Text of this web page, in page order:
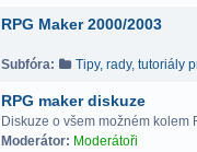
RPG Maker 2000/2003
Subfóra: Tipy, rady, tutoriály
RPG maker diskuze
Diskuze o všem možném kolem
Moderátor: Moderátoři